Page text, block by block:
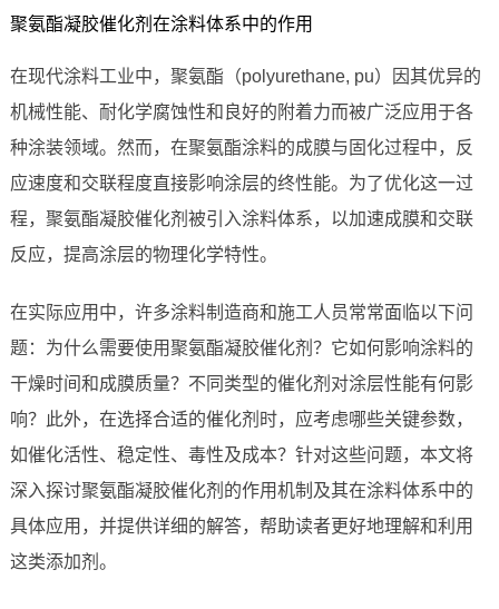
聚氨酯凝胶催化剂在涂料体系中的作用
在现代涂料工业中，聚氨酯（polyurethane, pu）因其优异的
机械性能、耐化学腐蚀性和良好的附着力而被广泛应用于各
种涂装领域。然而，在聚氨酯涂料的成膜与固化过程中，反
应速度和交联程度直接影响涂层的终性能。为了优化这一过
程，聚氨酯凝胶催化剂被引入涂料体系，以加速成膜和交联
反应，提高涂层的物理化学特性。
在实际应用中，许多涂料制造商和施工人员常常面临以下问
题：为什么需要使用聚氨酯凝胶催化剂？它如何影响涂料的
干燥时间和成膜质量？不同类型的催化剂对涂层性能有何影
响？此外，在选择合适的催化剂时，应考虑哪些关键参数，
如催化活性、稳定性、毒性及成本？针对这些问题，本文将
深入探讨聚氨酯凝胶催化剂的作用机制及其在涂料体系中的
具体应用，并提供详细的解答，帮助读者更好地理解和利用
这类添加剂。